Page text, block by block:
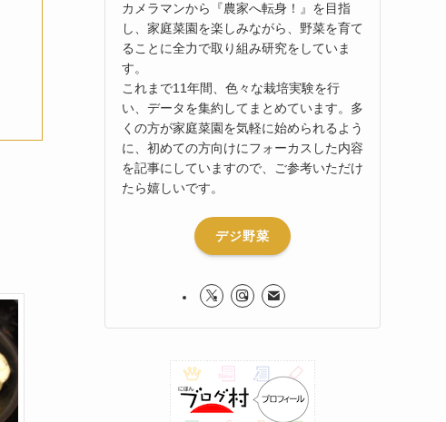
カメラマンから『農家へ転身！』を目指
し、家庭菜園を楽しみながら、野菜を育て
ることに全力で取り組み研究をしていま
す。
これまで11年間、色々な栽培実験を行
い、データを集約してまとめています。多
くの方が家庭菜園を気軽に始められるよう
に、初めての方向けにフォーカスした内容
を記事にしていますので、ご参考いただけ
たら嬉しいです。
デジ野菜